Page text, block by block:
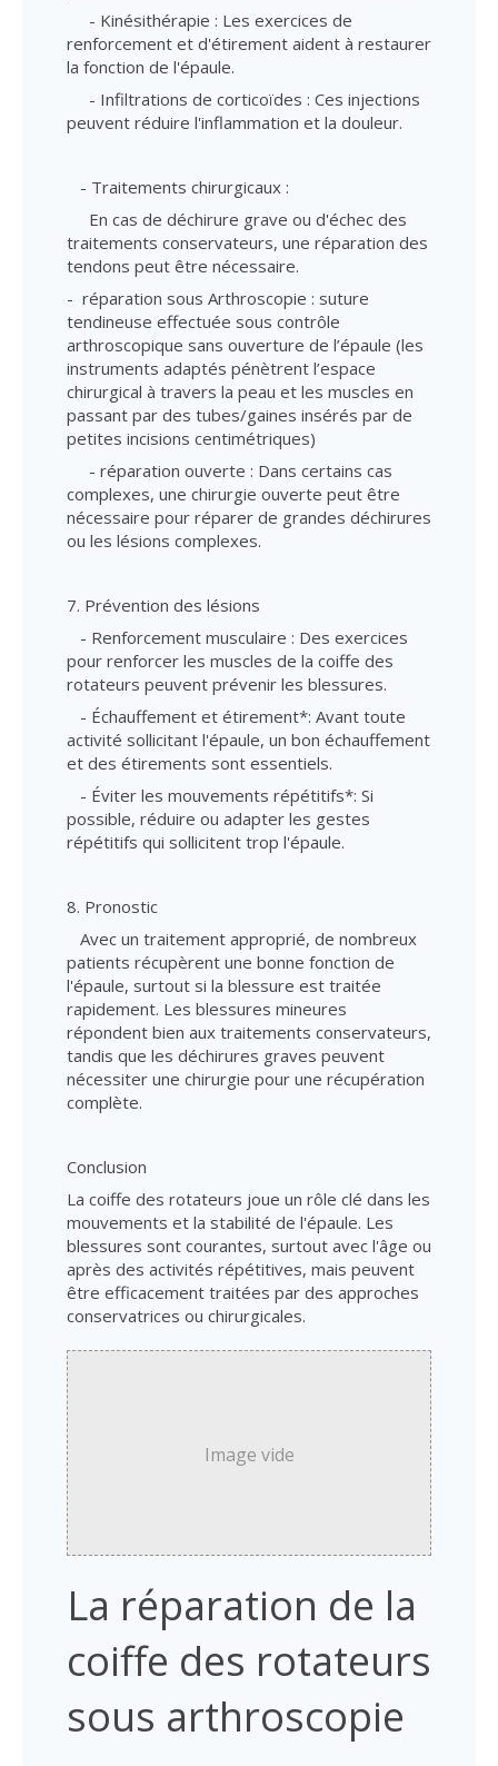
- Kinésithérapie : Les exercices de
renforcement et d'étirement aident à restaurer
la fonction de l'épaule.
- Infiltrations de corticoïdes : Ces injections
peuvent réduire l'inflammation et la douleur.
- Traitements chirurgicaux :
En cas de déchirure grave ou d'échec des
traitements conservateurs, une réparation des
tendons peut être nécessaire.
- réparation sous Arthroscopie : suture
tendineuse effectuée sous contrôle
arthroscopique sans ouverture de l’épaule (les
instruments adaptés pénètrent l’espace
chirurgical à travers la peau et les muscles en
passant par des tubes/gaines insérés par de
petites incisions centimétriques)
- réparation ouverte : Dans certains cas
complexes, une chirurgie ouverte peut être
nécessaire pour réparer de grandes déchirures
ou les lésions complexes.
7. Prévention des lésions
- Renforcement musculaire : Des exercices
pour renforcer les muscles de la coiffe des
rotateurs peuvent prévenir les blessures.
- Échauffement et étirement*: Avant toute
activité sollicitant l'épaule, un bon échauffement
et des étirements sont essentiels.
- Éviter les mouvements répétitifs*: Si
possible, réduire ou adapter les gestes
répétitifs qui sollicitent trop l'épaule.
8. Pronostic
Avec un traitement approprié, de nombreux
patients récupèrent une bonne fonction de
l'épaule, surtout si la blessure est traitée
rapidement. Les blessures mineures
répondent bien aux traitements conservateurs,
tandis que les déchirures graves peuvent
nécessiter une chirurgie pour une récupération
complète.
Conclusion
La coiffe des rotateurs joue un rôle clé dans les
mouvements et la stabilité de l'épaule. Les
blessures sont courantes, surtout avec l'âge ou
après des activités répétitives, mais peuvent
être efficacement traitées par des approches
conservatrices ou chirurgicales.
La réparation de la
coiffe des rotateurs
sous arthroscopie